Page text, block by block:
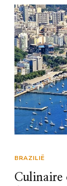
BRAZILIË
Culinaire